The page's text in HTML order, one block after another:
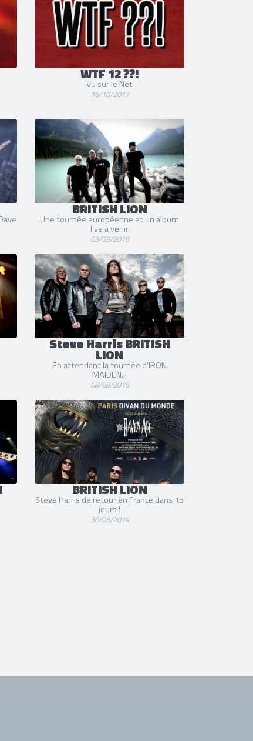
WTF 12 ??!
Vu sur le Net
16/10/2017
BRITISH LION
Une tournée européenne et un album
live à venir
03/09/2016
Steve Harris BRITISH
LION
En attendant la tournée d'IRON
MAIDEN...
08/08/2015
BRITISH LION
Steve Harris de retour en France dans 15
jours !
30/06/2014